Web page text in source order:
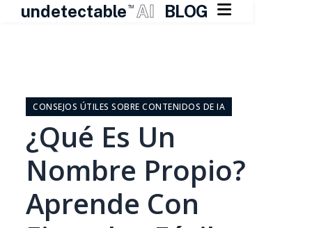
undetectable TM AI BLOG 
contenidoCONSEJOS ÚTILES SOBRE CONTENIDOS DE IA
¿Qué Es Un
Nombre Propio?
Aprende Con